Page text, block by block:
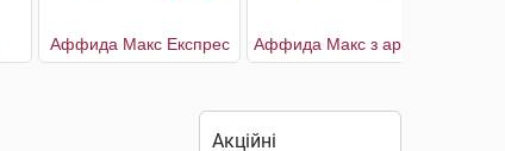
Аффида Макс Експрес